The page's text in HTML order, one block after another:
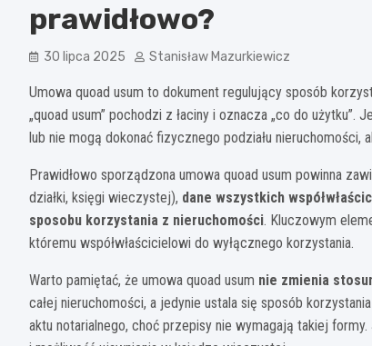
prawidłowo?
30 lipca 2025 Stanisław Mazurkiewicz
Umowa quoad usum to dokument regulujący sposób
„quoad usum” pochodzi z łaciny i oznacza „co do
lub nie mogą dokonać fizycznego podziału nieruchomości,
Prawidłowo sporządzona umowa quoad usum powinna
działki, księgi wieczystej), dane wszystkich
sposobu korzystania z nieruchomości. Kluczowym
któremu współwłaścicielowi do wyłącznego korzystania.
Warto pamiętać, że umowa quoad usum nie zmienia
całej nieruchomości, a jedynie ustala się sposób
aktu notarialnego, choć przepisy nie wymagają takiej formy.